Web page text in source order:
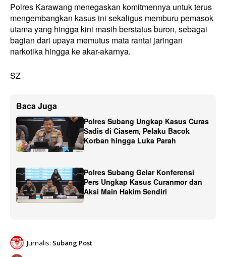
Polres Karawang menegaskan komitmennya untuk terus
mengembangkan kasus ini sekaligus memburu pemasok
utama yang hingga kini masih berstatus buron, sebagai
bagian dari upaya memutus mata rantai jaringan
narkotika hingga ke akar-akarnya.
SZ
Baca Juga
Polres Subang Ungkap Kasus Curas
Sadis di Ciasem, Pelaku Bacok
Korban hingga Luka Parah
Polres Subang Gelar Konferensi
Pers Ungkap Kasus Curanmor dan
Aksi Main Hakim Sendiri
Jurnalis: Subang Post